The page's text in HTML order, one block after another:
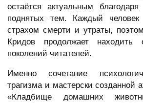
остаётся актуальным благодаря
поднятых тем. Каждый человек
страхом смерти и утраты,
Кридов продолжает находить
поколений читателей.
Именно сочетание
трагизма и мастерски созданной
«Кладбище домашних